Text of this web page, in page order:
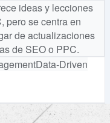
ideas y lecciones
pero se centra en
de actualizaciones
de SEO o PPC.
Data-Driven